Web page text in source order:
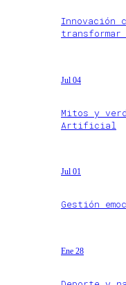
Innovación
Jul 04
Mitos y
Artificial
Jul 01
Gestión
Ene 28